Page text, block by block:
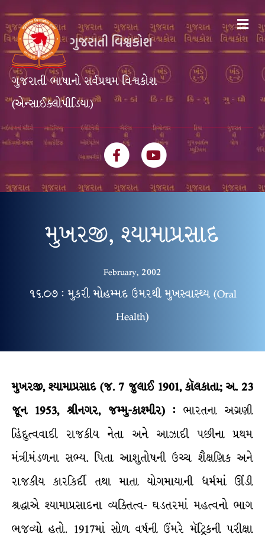
ગુજરાતી ભાષાનો સર્વપ્રથમ વિશ્વકોશ
(એન્સાઈક્લોપીડિયા)
FacebookYoutube
મુખરજી, શ્યામાપ્રસાદ
February, 2002
૧૬.૦૭ : મુકરી મોહમ્મદ ઉમરથી મુખસ્વાસ્થ્ય (Oral
Health)
મુખરજી, શ્યામાપ્રસાદ (જ. 7 જુલાઈ 1901, કૉલકાતા; અ. 23
જૂન 1953, શ્રીનગર, જમ્મુ-કાશ્મીર) : ભારતના અગ્રણી
હિંદુત્વવાદી રાજકીય નેતા અને આઝાદી પછીના પ્રથમ
મંત્રીમંડળના સભ્ય. પિતા આશુતોષની ઉચ્ચ શૈક્ષણિક અને
રાજકીય કારકિર્દી તથા માતા યોગમાયાની ધર્મમાં ઊંડી
શ્રદ્ધાએ શ્યામાપ્રસાદના વ્યક્તિત્વ- ઘડતરમાં મહત્વનો ભાગ
ભજવ્યો હતો. 1917માં સોળ વર્ષની ઉંમરે મૅટ્રિકની પરીક્ષા